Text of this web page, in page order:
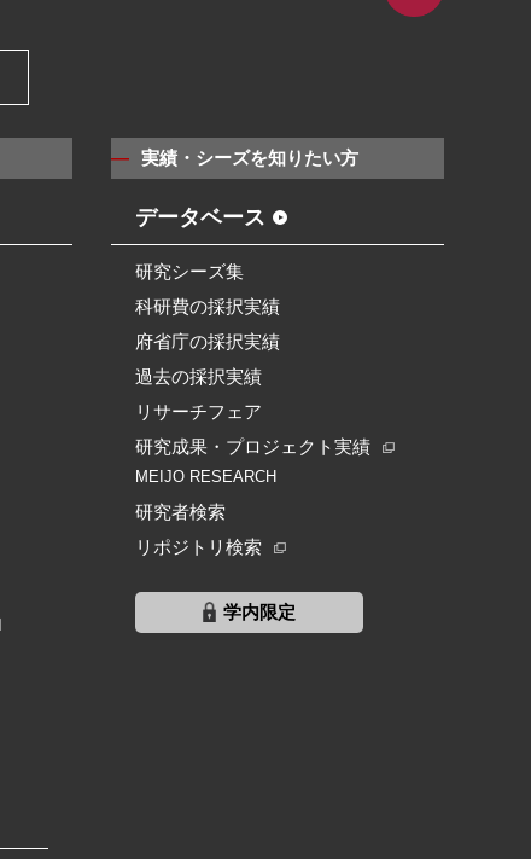
実績・シーズを知りたい方
データベース
研究シーズ集
科研費の採択実績
府省庁の採択実績
過去の採択実績
リサーチフェア
研究成果・プロジェクト実績
MEIJO RESEARCH
研究者検索
リポジトリ検索
学内限定